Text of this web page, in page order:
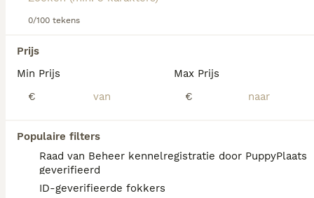
0/100 tekens
Prijs
Min Prijs
€
Max Prijs
€
Populaire filters
Raad van Beheer kennelregistratie door PuppyPlaats
geverifieerd
ID-geverifieerde fokkers
Lees onzeSint Bernard adviespagina
We hebben 0 Sint Bernard Pups te koop in
Als je toekomstige resultaten wil zien voor deze
exacte zoekopdracht, sla dan je zoekopdracht op en
FAQ's